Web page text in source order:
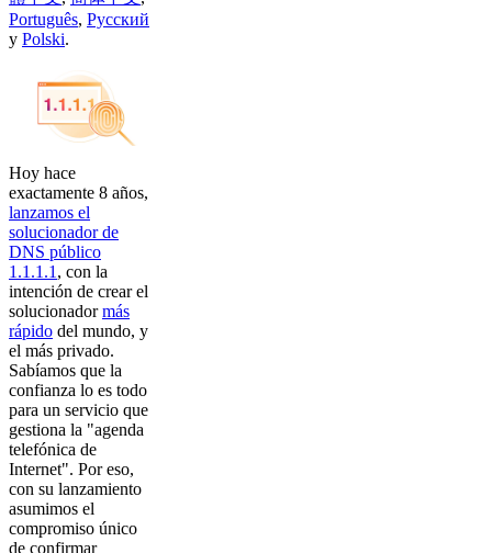
Português, Русский
y Polski.
Hoy hace
exactamente 8 años,
lanzamos el
solucionador de
DNS público
1.1.1.1 , con la
intención de crear el
solucionadormás
rápido del mundo, y
el más privado.
Sabíamos que la
confianza lo es todo
para un servicio que
gestiona la "agenda
telefónica de
Internet". Por eso,
con su lanzamiento
asumimos el
compromiso único
de confirmar